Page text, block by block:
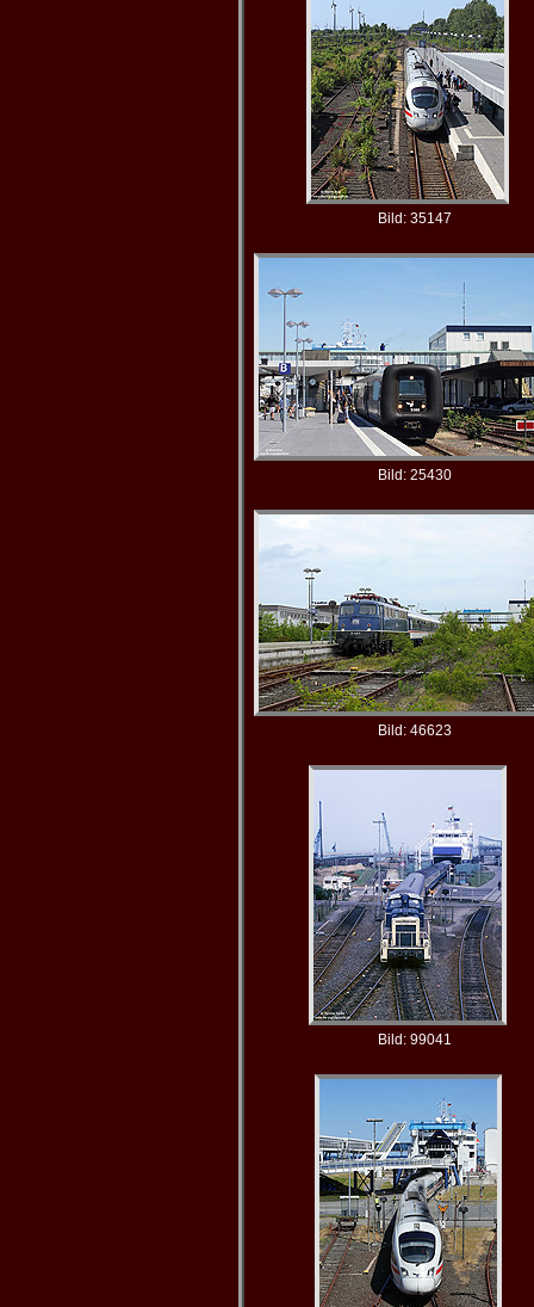
Bild: 35147
Bild: 25430
Bild: 46623
Bild: 99041